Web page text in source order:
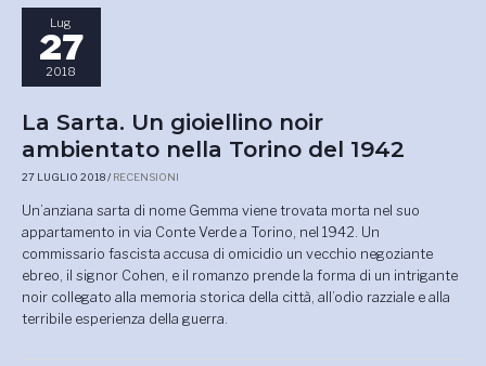
Lug
27
2018
La Sarta. Un gioiellino noir
ambientato nella Torino del 1942
27 LUGLIO 2018/ RECENSIONI
Un’anziana sarta di nome Gemma viene trovata morta nel suo
appartamento in via Conte Verde a Torino, nel 1942. Un
commissario fascista accusa di omicidio un vecchio negoziante
ebreo, il signor Cohen, e il romanzo prende la forma di un intrigante
noir collegato alla memoria storica della città, all’odio razziale e alla
terribile esperienza della guerra.